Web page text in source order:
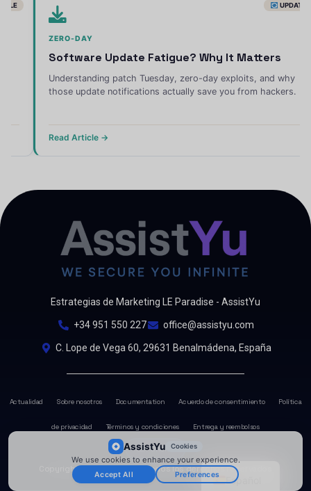
UPDATE
ZERO-DAY
Software Update Fatigue? Why It Matters
Understanding patch Tuesday, zero-day exploits, and why
those update notifications actually save you from hackers.
Read Article →
Estrategias de Marketing LE Paradise - AssistYu
+34 951 550 227 office@assistyu.com
C. Lope de Vega 60, 29631 Benalmádena, España
Actualidad Sobre nosotros Documentation Acuerdo de consentimiento Política
de privacidad Términos y condiciones Entrega y reembolsos
Panel
Copyright @ 2026AssistYuTodos los derechos reservados
Español
AssistYu Cookies
We use cookies to enhance your experience.
Accept All Preferences